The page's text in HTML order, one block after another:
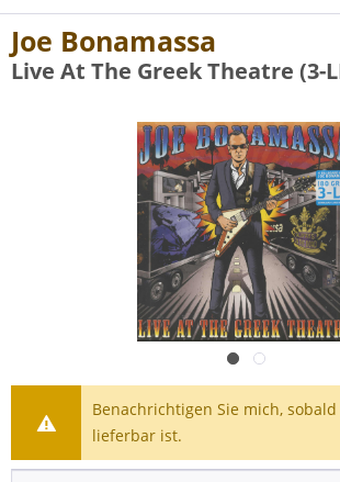
Joe Bonamassa
Live At The Greek Theatre (3-
Benachrichtigen Sie mich,
lieferbar ist.